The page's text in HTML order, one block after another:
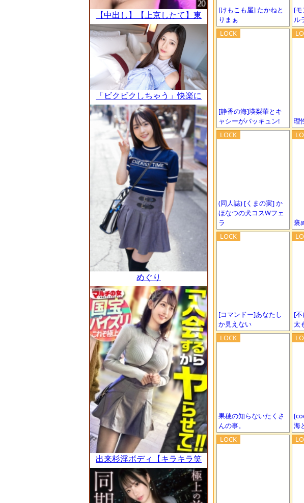
[けもこも屋] たかねと
りまぁ
[
ル
[静香の海]瑛梨華とキ
ャシーがバッキュン!
理
(同人誌) [くまの実] か
ほなつの犬コスWフェ
ラ
褒
[コマンドー]あなたし
か見えない
[
太
果穂の知らないたくさ
んの事。
海
ヤッてきて得たモノとは cas
e.298
【中出し】【上京したて】東
京の男をまだ知らないGカッ
プ医療系女子。クールに見え
て人懐っこいご奉仕型。
「ビクビクしちゃう」快楽に
忠実なおっとり美人としっぽ
りセックス。でもオチ●ポし
ゃぶるのだーい好き！ 【初撮
り】ネットでAV応募→AV体
験撮影 2600
めぐり
出来杉淫ボディ【キラキラ笑
顔のデカパイちゃん】「ほっ
といても稼げます。今めっち
ゃキテるんで」乳寄せ上目遣